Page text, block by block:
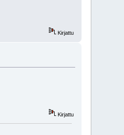
Kirjattu
Kirjattu